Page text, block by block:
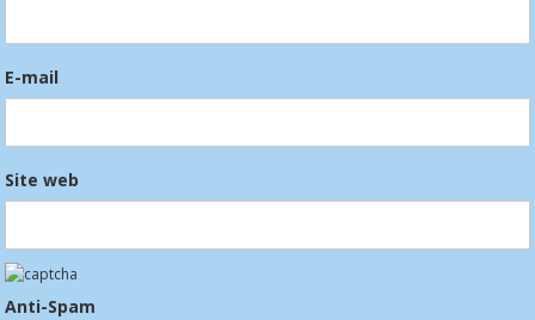
E-mail
Site web
Anti-Spam